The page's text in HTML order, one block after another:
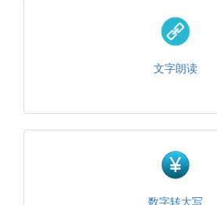
文字朗读
数字转大写